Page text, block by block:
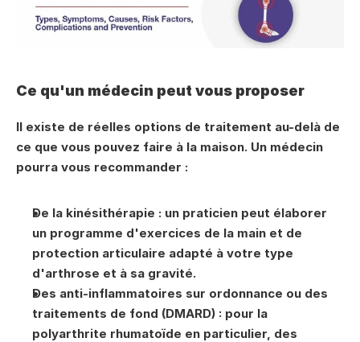
Ce qu'un médecin peut vous proposer
Il existe de réelles options de traitement au-delà de
ce que vous pouvez faire à la maison. Un médecin
pourra vous recommander :
De la kinésithérapie : un praticien peut élaborer
un programme d'exercices de la main et de
protection articulaire adapté à votre type
d'arthrose et à sa gravité.
Des anti-inflammatoires sur ordonnance ou des
traitements de fond (DMARD) : pour la
polyarthrite rhumatoïde en particulier, des